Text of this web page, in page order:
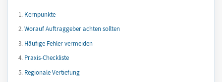
Kernpunkte
Worauf Auftraggeber achten sollten
Häufige Fehler vermeiden
Praxis-Checkliste
Regionale Vertiefung